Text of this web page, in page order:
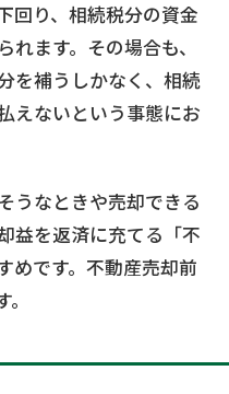
回り、相続税分の資金
ます。その場合も、
を補うしかなく、相続
えないという事態にお
うなときや売却できる
益を返済に充てる「不
めです。不動産売却前